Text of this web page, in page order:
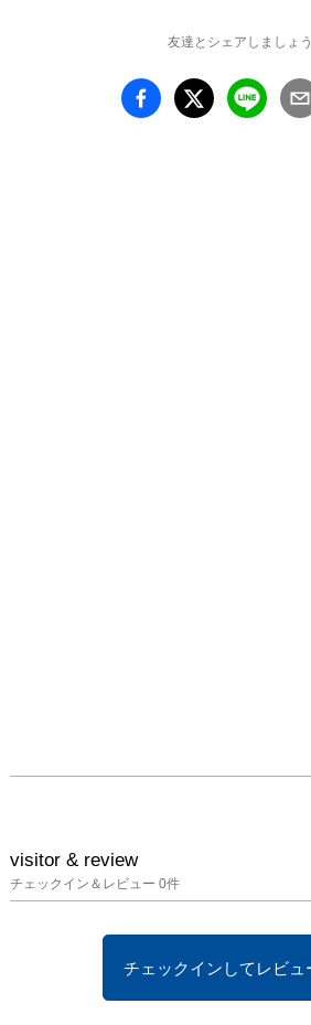
友達とシェアしましょう
visitor & review
チェックイン＆レビュー 0件
チェックインしてレビュ